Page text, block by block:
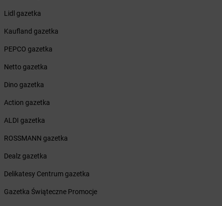
Żabka Brody
Żabka
Brojce
Żabka Brudzeń Duży
Żabka
Bruskowo Wielkie
Żabka Brwinów
Żabka
Brynica
Żabka Brzeg
Żabka Brzeg Dolny
Żabka Brzesko
Żabka
Brzeszcze
Żabka Brzeziny
Lidl gazetka
Kaufland gazetka
PEPCO gazetka
Netto gazetka
Dino gazetka
Action gazetka
ALDI gazetka
ROSSMANN gazetka
Dealz gazetka
Delikatesy Centrum gazetka
Gazetka Świąteczne Promocje